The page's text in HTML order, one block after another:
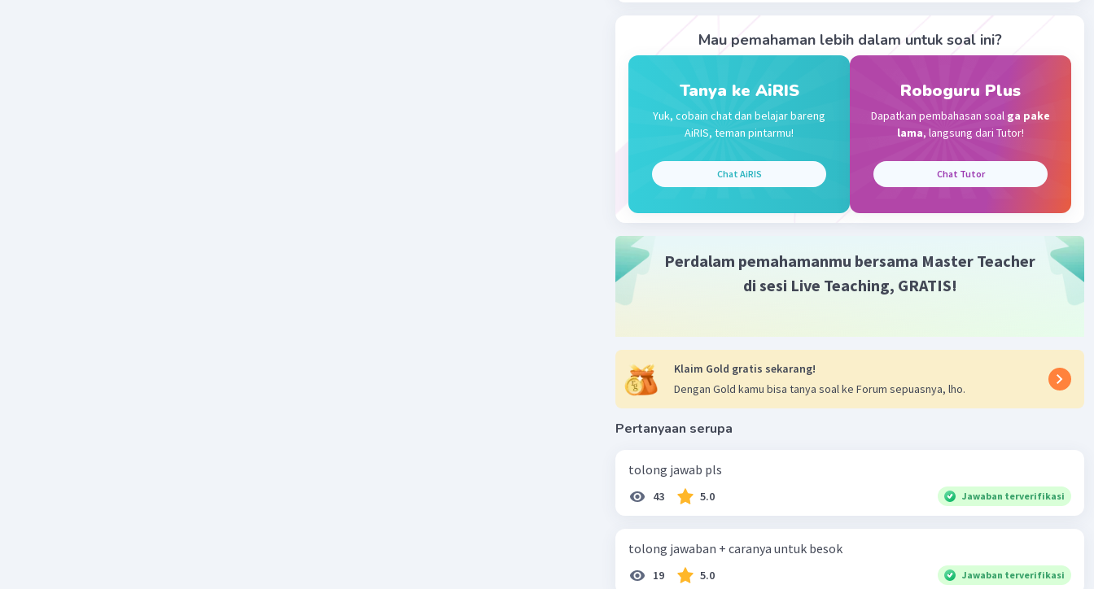
Iklan
Muhammad A Level 75
14 Oktober 2024 09:52
3. 1:60
Mau pemahaman lebih dalam untuk soal ini?
Tanya ke AiRIS
Yuk, cobain chat dan belajar bareng
AiRIS, teman pintarmu!
Chat AiRIS
Roboguru Plus
Dapatkan pembahasan soal ga pake
lama, langsung dari Tutor!
Chat Tutor
Perdalam pemahamanmu bersama Master Teacher
di sesi Live Teaching, GRATIS!
Klaim Gold gratis sekarang!
Dengan Gold kamu bisa tanya soal ke Forum sepuasnya, lho.
Pertanyaan serupa
tolong jawab pls
43 5.0 Jawaban terverifikasi
tolong jawaban + caranya untuk besok
19 5.0 Jawaban terverifikasi